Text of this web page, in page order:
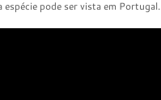
espécie pode ser vista em Portugal.